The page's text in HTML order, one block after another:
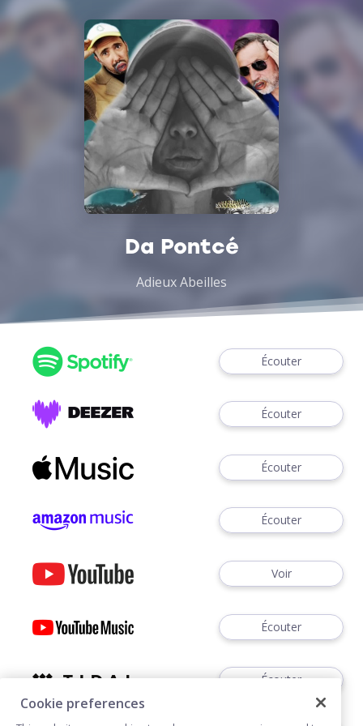
Da Pontcé
Adieux Abeilles
Écouter
Écouter
Écouter
Écouter
Voir
Écouter
Écouter
Cookie preferences